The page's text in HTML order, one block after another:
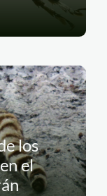
los
el